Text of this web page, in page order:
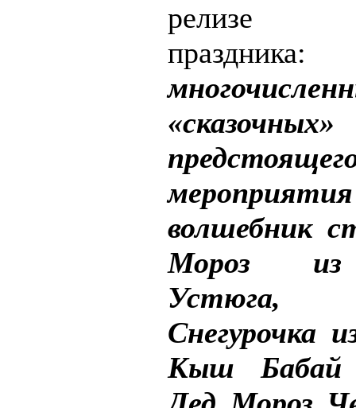
релизе
праздника:
волшебник
Мороз из
Устюга,
Снегурочка
Кыш Бабай